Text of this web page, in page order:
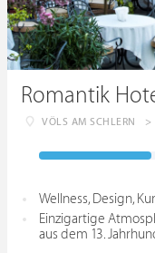
Romantik
VÖLS AM SCHLERN >
Wellness, Design,
Einzigartige
aus dem 13.